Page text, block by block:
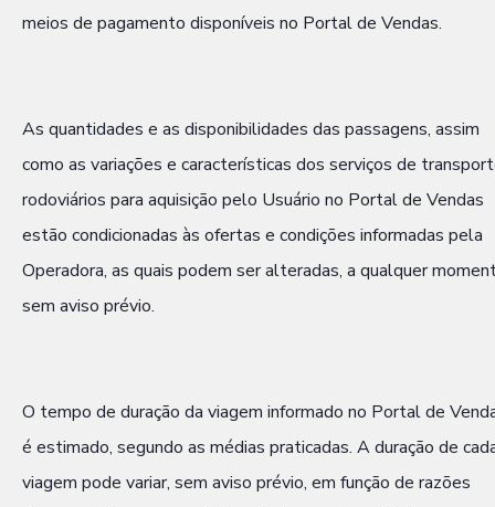
meios de pagamento disponíveis no Portal de Vendas.
As quantidades e as disponibilidades das passagens, assim
como as variações e características dos serviços de
rodoviários para aquisição pelo Usuário no Portal de Vendas
estão condicionadas às ofertas e condições informadas pela
Operadora, as quais podem ser alteradas, a qualquer
sem aviso prévio.
O tempo de duração da viagem informado no Portal de
é estimado, segundo as médias praticadas. A duração de
viagem pode variar, sem aviso prévio, em função de razões